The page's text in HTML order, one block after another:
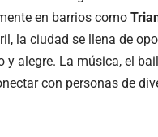
en barrios como
la ciudad se llena de
alegre. La música, el
con personas de